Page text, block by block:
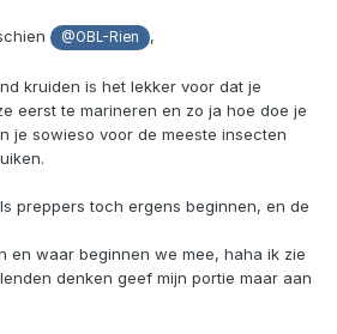
@OBL-Rien ,
kruiden is het lekker voor dat je
eerst te marineren en zo ja hoe doe je
je sowieso voor de meeste insecten
preppers toch ergens beginnen, en de
en waar beginnen we mee, haha ik zie
denken geef mijn portie maar aan